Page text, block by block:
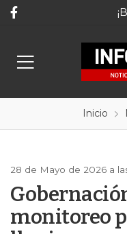
Inicio
28 de Mayo de 2026 a
monitoreo